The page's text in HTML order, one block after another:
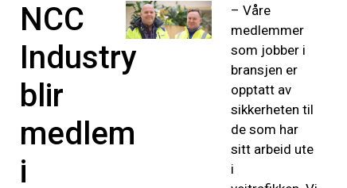
NCC
Industry
blir
medlem
i
– Våre
medlemmer
som jobber i
bransjen er
opptatt av
sikkerheten til
de som har
sitt arbeid ute
i